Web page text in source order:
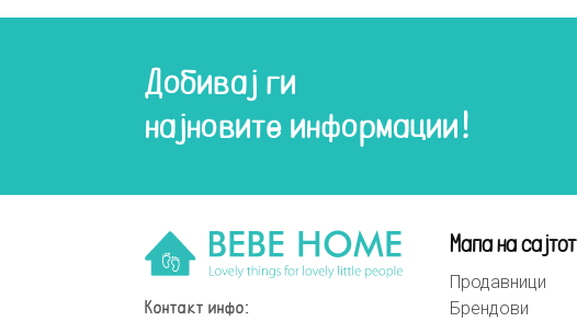
Добивај ги
најновите информации!
Контакт инфо:
Мапа на сајтот
Продавници
Брендови